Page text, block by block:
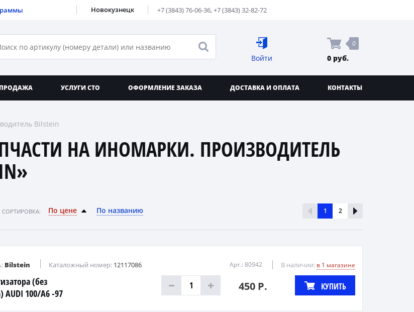
Новокузнецк +7 (3843) 76-06-36,+7 (3843) 32-82-72
Войти
0
0 руб.
УСЛУГИ СТО ОФОРМЛЕНИЕ ЗАКАЗА ДОСТАВКА И ОПЛАТА КОНТАКТЫ
Bilstein
НА ИНОМАРКИ. ПРОИЗВОДИТЕЛЬ
CОРТИРОВКА: По цене По названию 1 2
(без
100/A6 -97
Bilstein Каталожный номер: 12117086 Арт.: 80942 В наличии: в 1 магазине
450 Р. КУПИТЬ